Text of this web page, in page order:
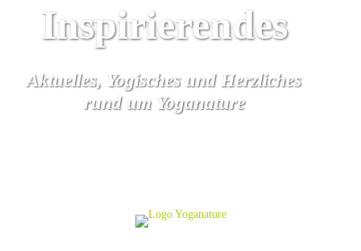
Inspirierendes
Aktuelles, Yogisches und Herzliches
rund um Yoganature